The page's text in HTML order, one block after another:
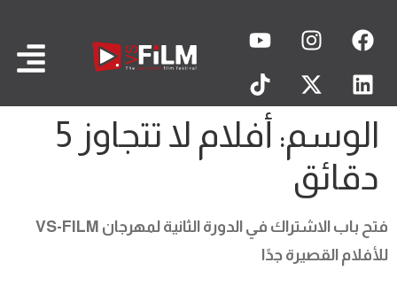
الوسم:
أفلام لا تتجاوز 5
دقائق
فتح باب الاشتراك في الدورة الثانية لمهرجان VS-FILM
للأفلام القصيرة جدًا